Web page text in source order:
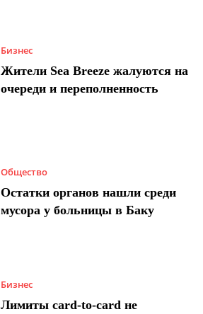
Бизнес
Жители Sea Breeze жалуются на
очереди и переполненность
Общество
Остатки органов нашли среди
мусора у больницы в Баку
Бизнес
Лимиты card-to-card не